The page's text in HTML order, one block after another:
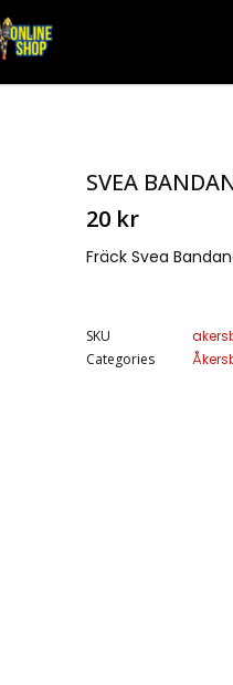
SVEA
20 kr
Fräck Svea
SKU
Categories